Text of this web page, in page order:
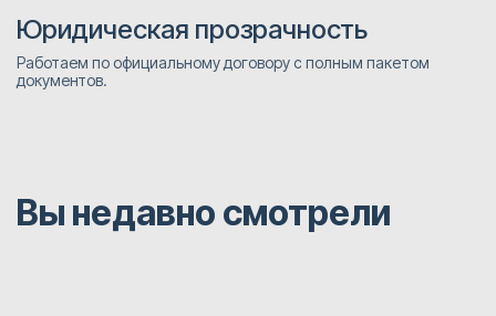
Юридическая прозрачность
Работаем по официальному договору с полным пакетом
документов.
Вы недавно смотрели